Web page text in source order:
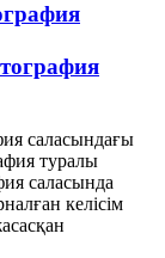
саласындағы
туралы
саласында
келісім